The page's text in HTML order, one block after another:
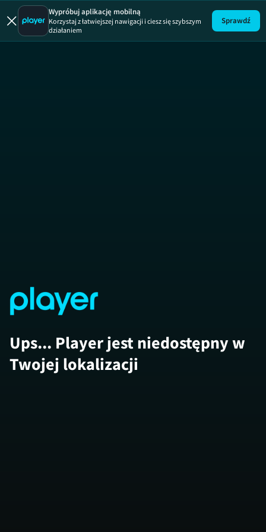
W
Wypróbuj aplikację mobilną
Korzystaj z łatwiejszej nawigacji i ciesz się szybszym
działaniem
Sprawdź
Ups... Player jest niedostępny w
Twojej lokalizacji